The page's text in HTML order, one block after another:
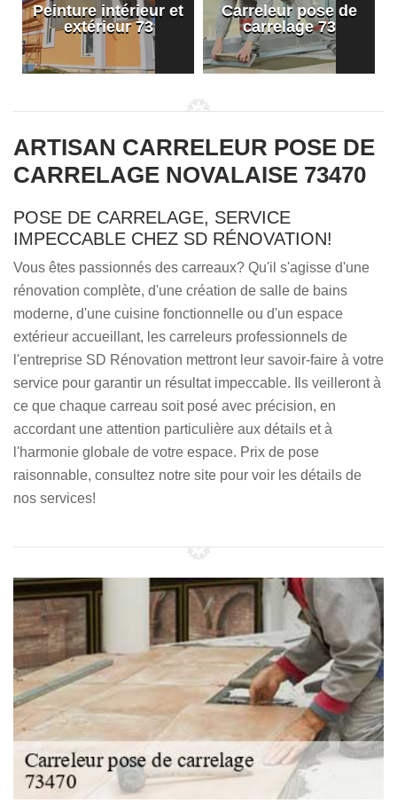
Peinture intérieur et
extérieur 73
Carreleur pose de
carrelage 73
ARTISAN CARRELEUR POSE DE
CARRELAGE NOVALAISE 73470
POSE DE CARRELAGE, SERVICE
IMPECCABLE CHEZ SD RÉNOVATION!
Vous êtes passionnés des carreaux? Qu'il s'agisse d'une
rénovation complète, d'une création de salle de bains
moderne, d'une cuisine fonctionnelle ou d'un espace
extérieur accueillant, les carreleurs professionnels de
l'entreprise SD Rénovation mettront leur savoir-faire à votre
service pour garantir un résultat impeccable. Ils veilleront à
ce que chaque carreau soit posé avec précision, en
accordant une attention particulière aux détails et à
l'harmonie globale de votre espace. Prix de pose
raisonnable, consultez notre site pour voir les détails de
nos services!